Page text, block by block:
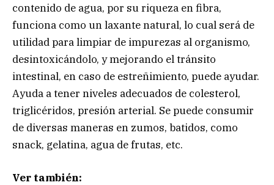
contenido de agua, por su riqueza en fibra,
funciona como un laxante natural, lo cual será de
utilidad para limpiar de impurezas al organismo,
desintoxicándolo, y mejorando el tránsito
intestinal, en caso de estreñimiento, puede ayudar.
Ayuda a tener niveles adecuados de colesterol,
triglicéridos, presión arterial. Se puede consumir
de diversas maneras en zumos, batidos, como
snack, gelatina, agua de frutas, etc.
Ver también: